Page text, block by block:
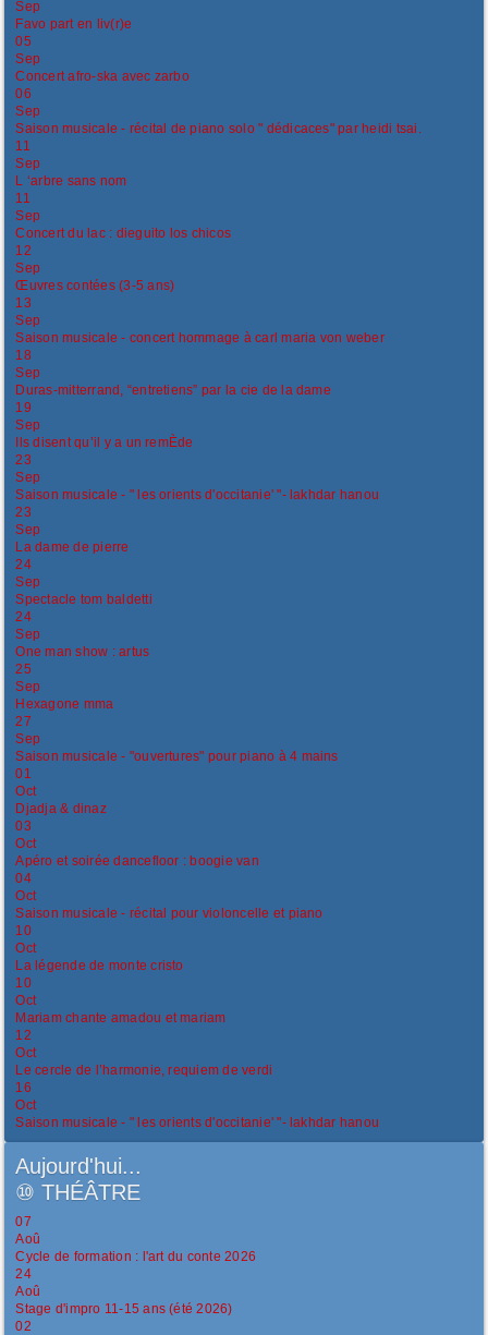
Sep
Favo part en liv(r)e
05
Sep
Concert afro-ska avec zarbo
06
Sep
Saison musicale - récital de piano solo " dédicaces" par heidi tsai.
11
Sep
L ‘arbre sans nom
11
Sep
Concert du lac : dieguito los chicos
12
Sep
Œuvres contées (3-5 ans)
13
Sep
Saison musicale - concert hommage à carl maria von weber
18
Sep
Duras-mitterrand, “entretiens” par la cie de la dame
19
Sep
Ils disent qu’il y a un remÈde
23
Sep
Saison musicale - " les orients d'occitanie' "- lakhdar hanou
23
Sep
La dame de pierre
24
Sep
Spectacle tom baldetti
24
Sep
One man show : artus
25
Sep
Hexagone mma
27
Sep
Saison musicale - "ouvertures" pour piano à 4 mains
01
Oct
Djadja & dinaz
03
Oct
Apéro et soirée dancefloor : boogie van
04
Oct
Saison musicale - récital pour violoncelle et piano
10
Oct
La légende de monte cristo
10
Oct
Mariam chante amadou et mariam
12
Oct
Le cercle de l’harmonie, requiem de verdi
16
Oct
Saison musicale - " les orients d'occitanie' "- lakhdar hanou
Aujourd'hui...
⑩THÉÂTRE
07
Aoû
Cycle de formation : l'art du conte 2026
24
Aoû
Stage d'impro 11-15 ans (été 2026)
02